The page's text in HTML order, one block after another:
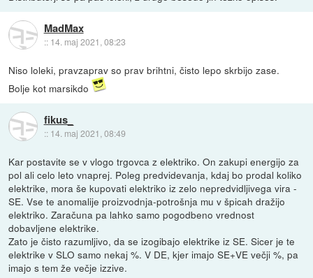
MadMax
:: 14. maj 2021, 08:23
Niso loleki, pravzaprav so prav brihtni, čisto lepo skrbijo zase.
Bolje kot marsikdo
fikus_
:: 14. maj 2021, 08:49
Kar postavite se v vlogo trgovca z elektriko. On zakupi energijo za
pol ali celo leto vnaprej. Poleg predvidevanja, kdaj bo prodal koliko
elektrike, mora še kupovati elektriko iz zelo nepredvidljivega vira -
SE. Vse te anomalije proizvodnja-potrošnja mu v špicah dražijo
elektriko. Zaračuna pa lahko samo pogodbeno vrednost
dobavljene elektrike.
Zato je čisto razumljivo, da se izogibajo elektrike iz SE. Sicer je te
elektrike v SLO samo nekaj %. V DE, kjer imajo SE+VE večji %, pa
imajo s tem že večje izzive.